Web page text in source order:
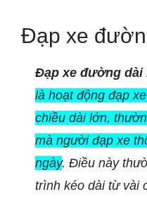
Đạp xe
Đạp xe đường dài
là hoạt động đạp
chiều dài lớn,
mà người đạp xe
ngày. Điều này
trình kéo dài từ vài